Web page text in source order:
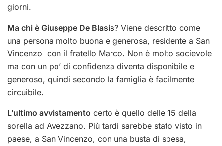
giorni.
Ma chi è Giuseppe De Blasis? Viene descritto come
una persona molto buona e generosa, residente a San
Vincenzo con il fratello Marco. Non è molto socievole
ma con un po’ di confidenza diventa disponibile e
generoso, quindi secondo la famiglia è facilmente
circuibile.
L’ultimo avvistamento certo è quello delle 15 della
sorella ad Avezzano. Più tardi sarebbe stato visto in
paese, a San Vincenzo, con una busta di spesa,